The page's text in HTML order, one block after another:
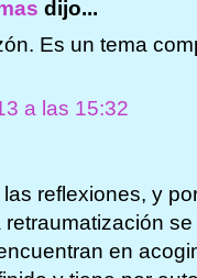
dijo...
Es un tema
a las 15:32
reflexiones, y
en